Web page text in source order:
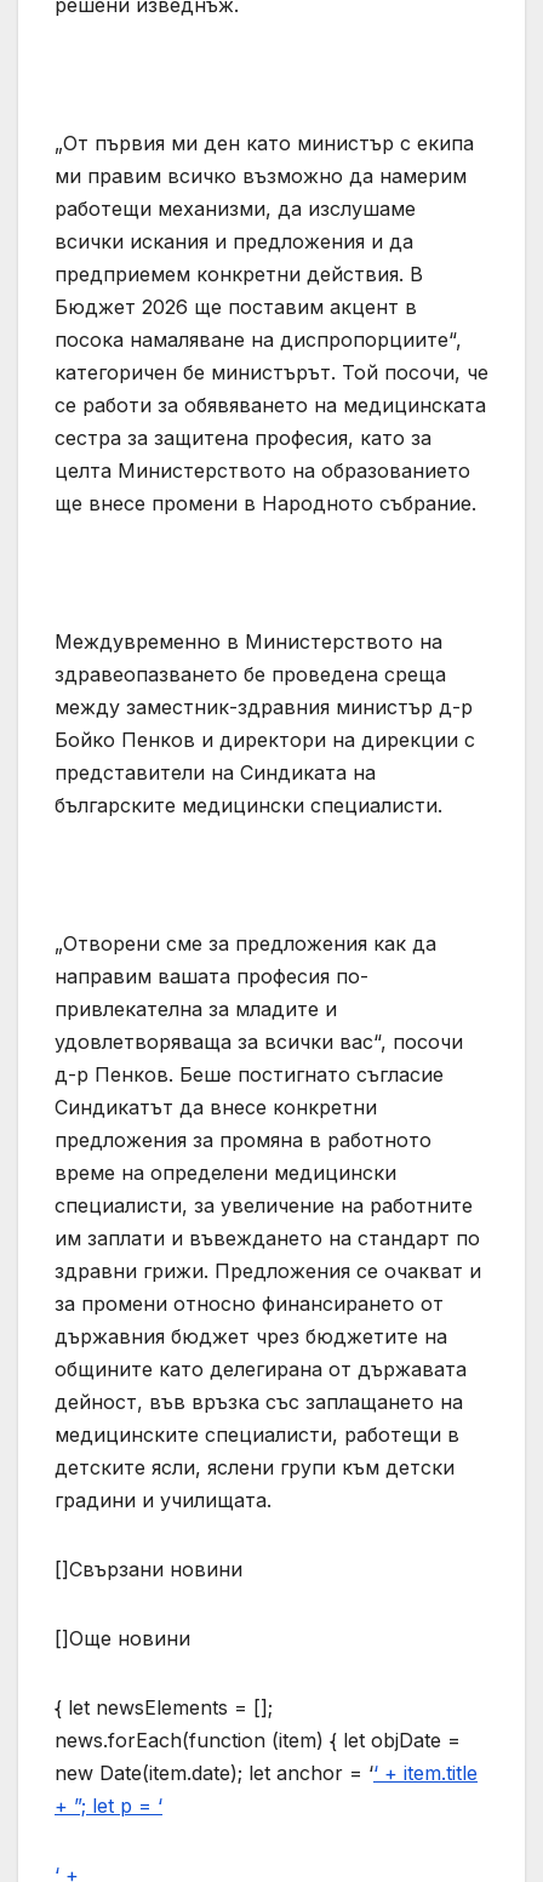
„От първия ми ден като министър с екипа
ми правим всичко възможно да намерим
работещи механизми, да изслушаме
всички искания и предложения и да
предприемем конкретни действия. В
Бюджет 2026 ще поставим акцент в
посока намаляване на диспропорциите“,
категоричен бе министърът. Той посочи, че
се работи за обявяването на медицинската
сестра за защитена професия, като за
целта Министерството на образованието
ще внесе промени в Народното събрание.
Междувременно в Министерството на
здравеопазването бе проведена среща
между заместник-здравния министър д-р
Бойко Пенков и директори на дирекции с
представители на Синдиката на
българските медицински специалисти.
„Отворени сме за предложения как да
направим вашата професия по-
привлекателна за младите и
удовлетворяваща за всички вас“, посочи
д-р Пенков. Беше постигнато съгласие
Синдикатът да внесе конкретни
предложения за промяна в работното
време на определени медицински
специалисти, за увеличение на работните
им заплати и въвеждането на стандарт по
здравни грижи. Предложения се очакват и
за промени относно финансирането от
държавния бюджет чрез бюджетите на
общините като делегирана от държавата
дейност, във връзка със заплащането на
медицинските специалисти, работещи в
детските ясли, яслени групи към детски
градини и училищата.
[]Свързани новини
[]Още новини
{ let newsElements = [];
news.forEach(function (item) { let objDate =
new Date(item.date); let anchor = ‘‘ + item.title
+ ”; let p = ‘
‘ +